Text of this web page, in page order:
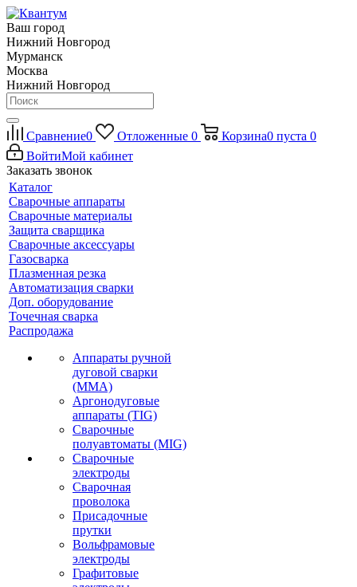
Ваш город
Нижний Новгород
Мурманск
Москва
Нижний Новгород
Сравнение0 Отложенные 0 Корзина0 пуста 0
ВойтиМой кабинет
Заказать звонок
Каталог
Сварочные аппараты
Сварочные материалы
Защита сварщика
Сварочные аксессуары
Газосварка
Плазменная резка
Автоматизация сварки
Доп. оборудование
Точечная сварка
Распродажа
Аппараты ручной
дуговой сварки
(MMA)
Аргонодуговые
аппараты (TIG)
Сварочные
полуавтоматы (MIG)
Сварочные
электроды
Сварочная
проволока
Присадочные
прутки
Вольфрамовые
электроды
Графитовые